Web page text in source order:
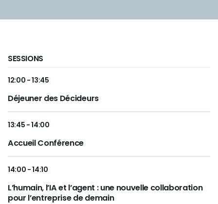
SESSIONS
12:00 - 13:45
Déjeuner des Décideurs
13:45 - 14:00
Accueil Conférence
14:00 - 14:10
L’humain, l’IA et l’agent : une nouvelle collaboration
pour l’entreprise de demain